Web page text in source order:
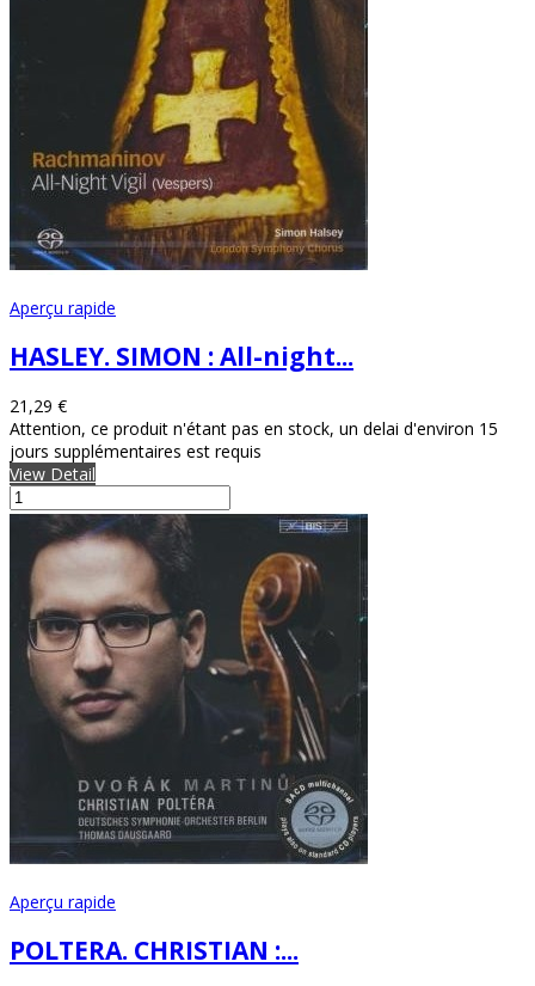
Aperçu rapide
HASLEY. SIMON : All-night...
21,29 €
Attention, ce produit n'étant pas en stock, un delai d'environ 15
jours supplémentaires est requis
View Detail
Aperçu rapide
POLTERA. CHRISTIAN :...